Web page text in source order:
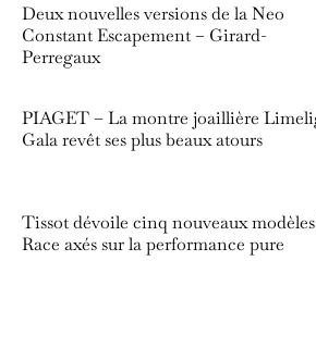
Deux nouvelles versions de la Neo
Constant Escapement – Girard-
Perregaux
PIAGET – La montre joaillière
Gala revêt ses plus beaux atours
Tissot dévoile cinq nouveaux
Race axés sur la performance pure